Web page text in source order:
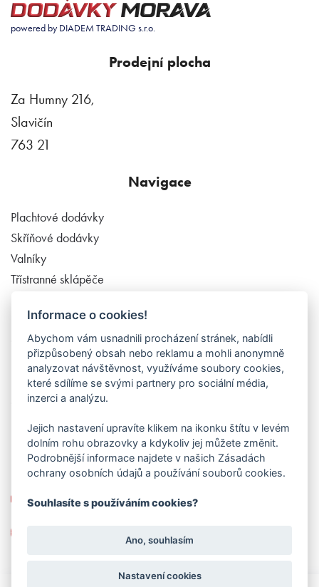
powered by DIADEM TRADING s.r.o.
Prodejní plocha
Za Humny 216,
Slavičín
763 21
Navigace
Plachtové dodávky
Skříňové dodávky
Valníky
Třístranné sklápěče
Užitkové vozy
Chladící dodávky
Hákové nosiče kontejnerů
Příslušenství
O nás
Kontakt
Kontakt
+420 603 226 911
info(zavináč)dodavkymorava.cz
Informace o cookies!
Abychom vám usnadnili procházení stránek, nabídli
přizpůsobený obsah nebo reklamu a mohli anonymně
analyzovat návštěvnost, využíváme soubory cookies,
které sdílíme se svými partnery pro sociální média,
inzerci a analýzu.
Jejich nastavení upravíte klikem na ikonku štítu v levém
dolním rohu obrazovky a kdykoliv jej můžete změnit.
Podrobnější informace najdete v našich Zásadách
ochrany osobních údajů a používání souborů cookies.
Souhlasíte s používáním cookies?
Ano, souhlasím
Nastavení cookies